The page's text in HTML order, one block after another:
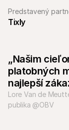
Technické zdroje
Portál pre
Objavte zdroje
Knižnice
Integrujte
Komunita na
„Našim
platobných
najlepší
Lore Van de
publika @OBV
Predstavený
Tixly